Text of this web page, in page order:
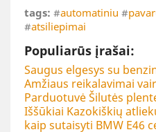
tags: #automatiniu #
#atsiliepimai
Populiarūs įrašai:
Saugus elgesys su
Amžiaus reikalavimai
Parduotuvė Šilutės
Iššūkiai Kazokiškių
kaip sutaisyti BMW E46